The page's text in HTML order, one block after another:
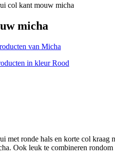
col kant mouw micha
micha
van Micha
in kleur Rood
met ronde hals en korte col
Ook leuk te combineren rondom